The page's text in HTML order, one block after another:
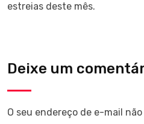
estreias deste mês.
Deixe um
O seu endereço de e-mail